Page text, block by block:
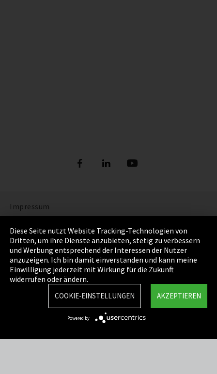
Impressum
Datenschutz
Cookie Einstellungen
AGB
Sitemap
EmpCo Richtlinie
Diese Seite nutzt Website Tracking-Technologien von
Dritten, um ihre Dienste anzubieten, stetig zu verbessern
und Werbung entsprechend der Interessen der Nutzer
anzuzeigen. Ich bin damit einverstanden und kann meine
Einwilligung jederzeit mit Wirkung für die Zukunft
widerrufen oder ändern.
AKZEPTIEREN
COOKIE-EINSTELLUNGEN
Powered by